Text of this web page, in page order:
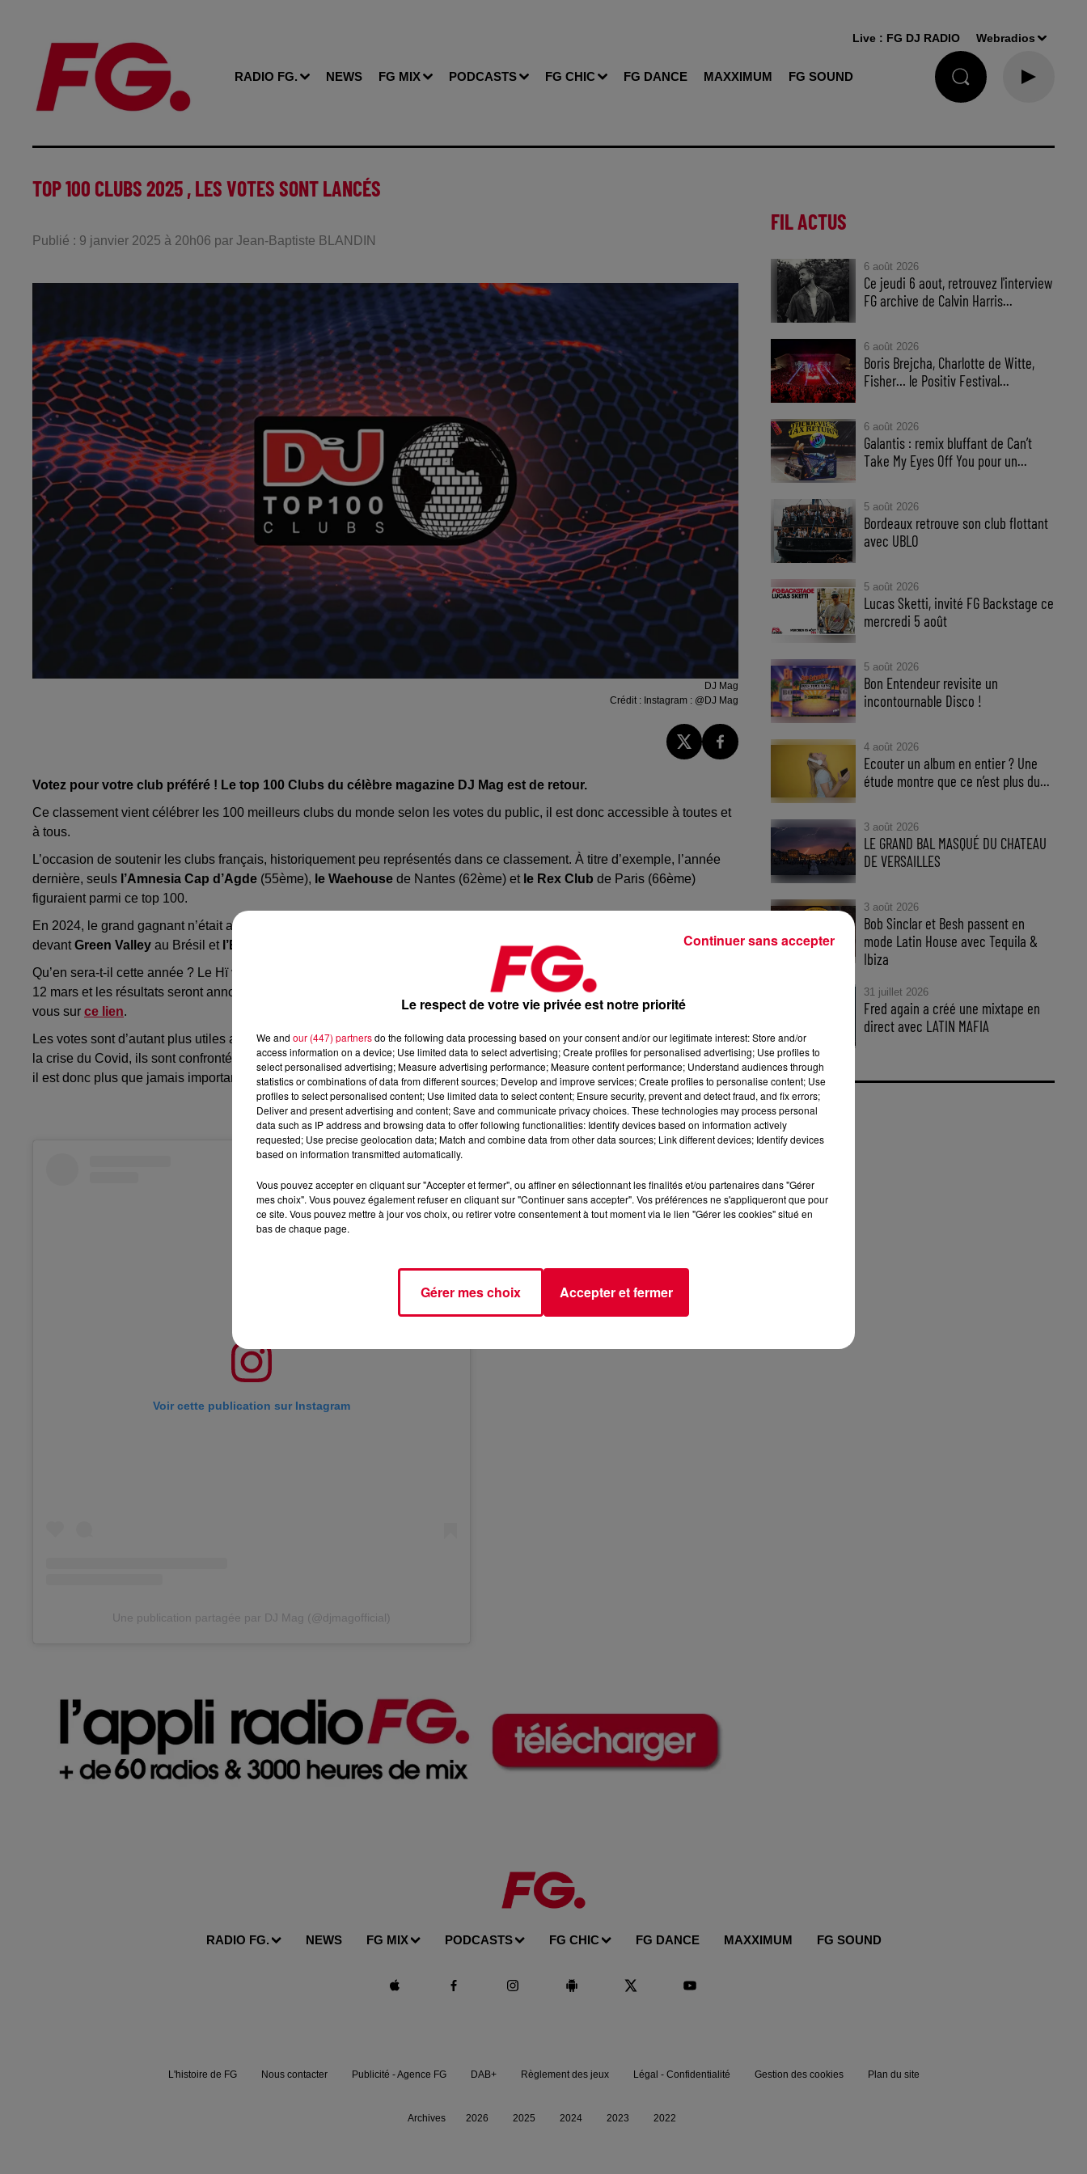
RADIO FG. NEWS FG MIX PODCASTS FG CHIC FG DANCE MAXXIMUM FG SOUND
Live : FG DJ RADIO Webradios
TOP 100 CLUBS 2025 , LES VOTES SONT LANCÉS
Publié : 9 janvier 2025 à 20h06 par Jean-Baptiste BLANDIN
DJ Mag
Crédit : Instagram : @DJ Mag
Votez pour votre club préféré ! Le top 100 Clubs du célèbre magazine DJ Mag est de retour.
Ce classement vient célébrer les 100 meilleurs clubs du monde selon les votes du public, il est donc accessible à toutes et
à tous.
L’occasion de soutenir les clubs français, historiquement peu représentés dans ce classement. À titre d’exemple, l’année
dernière, seuls l’Amnesia Cap d’Agde (55ème), le Waehouse de Nantes (62ème) et le Rex Club de Paris (66ème)
figuraient parmi ce top 100.
En 2024, le grand gagnant n’était autre que le mythique
devantGreen Valley au Brésil et l’Echostage
Qu’en sera-t-il cette année ? Le Hï va-t-il finir par laisser sa place ? C’est à vous de décider, les votes sont ouverts jusqu’au
12 mars et les résultats seront annoncés en avril 2025 sur les réseaux sociaux deDJ Mag. Alors pour y participer, rendez-
vous sur ce lien.
Les votes sont d’autant plus utiles aujourd’hui, en 2025, à l’heure où les clubs subissent de plein fouet le retour de bâton de
la crise du Covid, ils sont confrontés à de nombreuses fermetures et une baisse de fréquentation pour la plupart d’entre eux,
il est donc plus que jamais important de les soutenir.
Voir cette publication sur Instagram
Une publication partagée par DJ Mag (@djmagofficial)
FIL ACTUS
6 août 2026
Ce jeudi 6 aout, retrouvez l'interview
FG archive de Calvin Harris...
6 août 2026
Boris Brejcha, Charlotte de Witte,
Fisher… le Positiv Festival...
6 août 2026
Galantis : remix bluffant de Can’t
Take My Eyes Off You pour un...
5 août 2026
Bordeaux retrouve son club flottant
avec UBLO
5 août 2026
Lucas Sketti, invité FG Backstage ce
mercredi 5 août
5 août 2026
Bon Entendeur revisite un
incontournable Disco !
4 août 2026
Ecouter un album en entier ? Une
étude montre que ce n’est plus du...
3 août 2026
LE GRAND BAL MASQUÉ DU CHATEAU
DE VERSAILLES
3 août 2026
Bob Sinclar et Besh passent en
mode Latin House avec Tequila &
Ibiza
31 juillet 2026
Fred again a créé une mixtape en
direct avec LATIN MAFIA
RADIO FG. NEWS FG MIX PODCASTS FG CHIC FG DANCE MAXXIMUM FG SOUND
L'histoire de FG Nous contacter Publicité - Agence FG DAB+ Règlement des jeux Légal - Confidentialité Gestion des cookies Plan du site
Archives 2026 2025 2024 2023 2022
Le respect de votre vie privée est notre priorité
We and our (447) partnersdo the following data processing based on your consent and/or our legitimate interest: Store and/or
access information on a device; Use limited data to select advertising; Create profiles for personalised advertising; Use profiles to
select personalised advertising; Measure advertising performance; Measure content performance; Understand audiences through
statistics or combinations of data from different sources; Develop and improve services; Create profiles to personalise content; Use
profiles to select personalised content; Use limited data to select content; Ensure security, prevent and detect fraud, and fix errors;
Deliver and present advertising and content; Save and communicate privacy choices. These technologies may process personal
data such as IP address and browsing data to offer following functionalities: Identify devices based on information actively
requested; Use precise geolocation data; Match and combine data from other data sources; Link different devices; Identify devices
based on information transmitted automatically.
Vous pouvez accepter en cliquant sur "Accepter et fermer", ou affiner en sélectionnant les finalités et/ou partenaires dans "Gérer
mes choix". Vous pouvez également refuser en cliquant sur "Continuer sans accepter". Vos préférences ne s'appliqueront que pour
ce site. Vous pouvez mettre à jour vos choix, ou retirer votre consentement à tout moment via le lien "Gérer les cookies" situé en
bas de chaque page.
Gérer mes choix Accepter et fermer
Continuer sans accepter